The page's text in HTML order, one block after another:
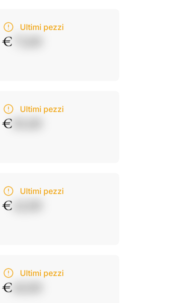
Ultimi pezzi
€
Ultimi pezzi
€
Ultimi pezzi
€
Ultimi pezzi
€